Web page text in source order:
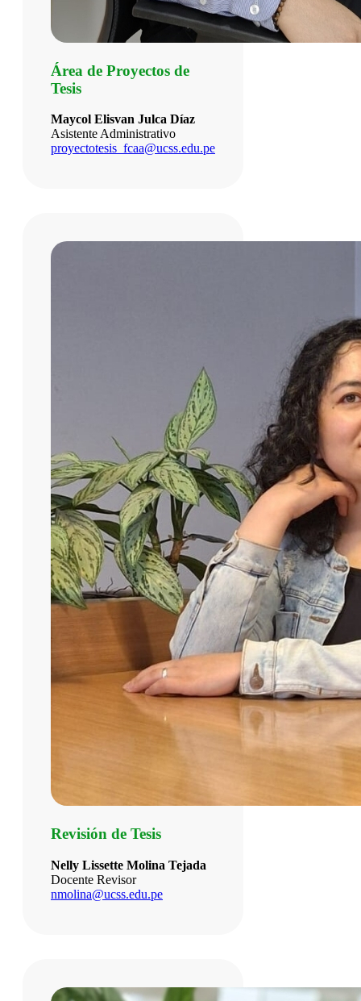
Área de Proyectos de
Tesis
Maycol Elisvan Julca Díaz
Asistente Administrativo
proyectotesis_fcaa@ucss.edu.pe
Revisión de Tesis
Nelly Lissette Molina Tejada
Docente Revisor
nmolina@ucss.edu.pe